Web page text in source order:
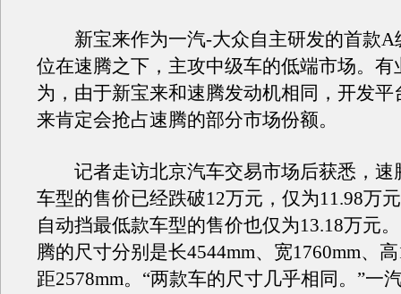
新宝来作为一汽-大众自主研发的首款A
位在速腾之下，主攻中级车的低端市场。有
为，由于新宝来和速腾发动机相同，开发平
来肯定会抢占速腾的部分市场份额。
记者走访北京汽车交易市场后获悉，速
车型的售价已经跌破12万元，仅为11.98万
自动挡最低款车型的售价也仅为13.18万元
腾的尺寸分别是长4544mm、宽1760mm、
距2578mm。“两款车的尺寸几乎相同。”一